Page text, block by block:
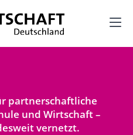
partnerschaftliche
und Wirtschaft –
vernetzt.